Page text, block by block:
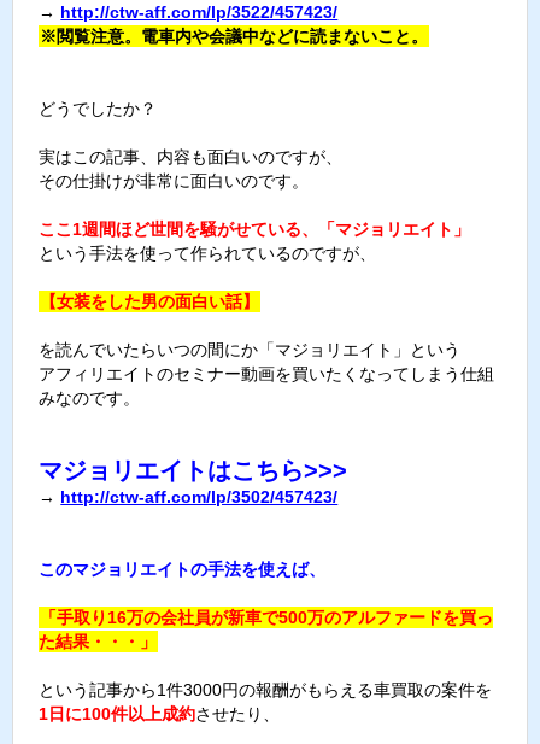
→ http://ctw-aff.com/lp/3522/457423/
※閲覧注意。電車内や会議中などに読まないこと。
どうでしたか？
実はこの記事、内容も面白いのですが、
その仕掛けが非常に面白いのです。
ここ1週間ほど世間を騒がせている、「マジョリエイト」
という手法を使って作られているのですが、
【女装をした男の面白い話】
を読んでいたらいつの間にか「マジョリエイト」という
アフィリエイトのセミナー動画を買いたくなってしまう仕組
みなのです。
マジョリエイトはこちら>>>
→ http://ctw-aff.com/lp/3502/457423/
このマジョリエイトの手法を使えば、
「手取り16万の会社員が新車で500万のアルファードを買っ
た結果・・・」
という記事から1件3000円の報酬がもらえる車買取の案件を
1日に100件以上成約させたり、